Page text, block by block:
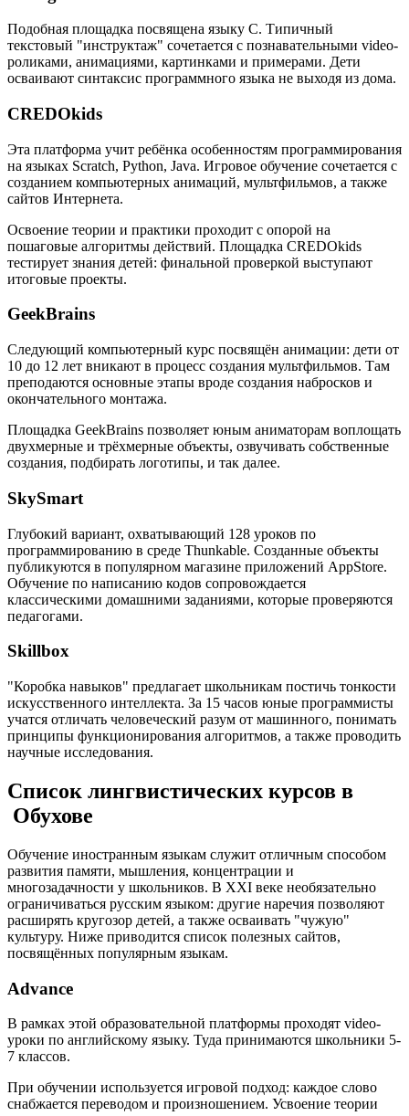
Подобная площадка посвящена языку C. Типичный
текстовый "инструктаж" сочетается с познавательными video-
роликами, анимациями, картинками и примерами. Дети
осваивают синтаксис программного языка не выходя из дома.
CREDOkids
Эта платформа учит ребёнка особенностям программирования
на языках Scratch, Python, Java. Игровое обучение сочетается с
созданием компьютерных анимаций, мультфильмов, а также
сайтов Интернета.
Освоение теории и практики проходит с опорой на
пошаговые алгоритмы действий. Площадка CREDOkids
тестирует знания детей: финальной проверкой выступают
итоговые проекты.
GeekBrains
Следующий компьютерный курс посвящён анимации: дети от
10 до 12 лет вникают в процесс создания мультфильмов. Там
преподаются основные этапы вроде создания набросков и
окончательного монтажа.
Площадка GeekBrains позволяет юным аниматорам воплощать
двухмерные и трёхмерные объекты, озвучивать собственные
создания, подбирать логотипы, и так далее.
SkySmart
Глубокий вариант, охватывающий 128 уроков по
программированию в среде Thunkable. Созданные объекты
публикуются в популярном магазине приложений AppStore.
Обучение по написанию кодов сопровождается
классическими домашними заданиями, которые проверяются
педагогами.
Skillbox
"Коробка навыков" предлагает школьникам постичь тонкости
искусственного интеллекта. За 15 часов юные программисты
учатся отличать человеческий разум от машинного, понимать
принципы функционирования алгоритмов, а также проводить
научные исследования.
Список лингвистических курсов в
Обухове
Обучение иностранным языкам служит отличным способом
развития памяти, мышления, концентрации и
многозадачности у школьников. В XXI веке необязательно
ограничиваться русским языком: другие наречия позволяют
расширять кругозор детей, а также осваивать "чужую"
культуру. Ниже приводится список полезных сайтов,
посвящённых популярным языкам.
Advance
В рамках этой образовательной платформы проходят video-
уроки по английскому языку. Туда принимаются школьники 5-
7 классов.
При обучении используется игровой подход: каждое слово
снабжается переводом и произношением. Усвоение теории